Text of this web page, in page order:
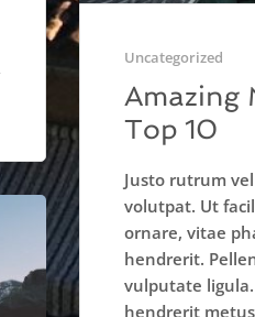
Uncategorized
Amazing
Top 10
Justo rutrum
volutpat. Ut
ornare, vitae
hendrerit.
vulputate
hendrerit